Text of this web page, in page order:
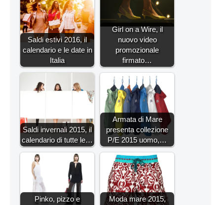
Saldi estivi 2016, il
calendario e le date in
Italia
Girl on a Wire, il
nuovo video
promozionale
firmato…
Saldi invernali 2015, il
calendario di tutte le…
Armata di Mare
presenta collezione
P/E 2015 uomo,…
Pinko, pizzo e
Moda mare 2015,